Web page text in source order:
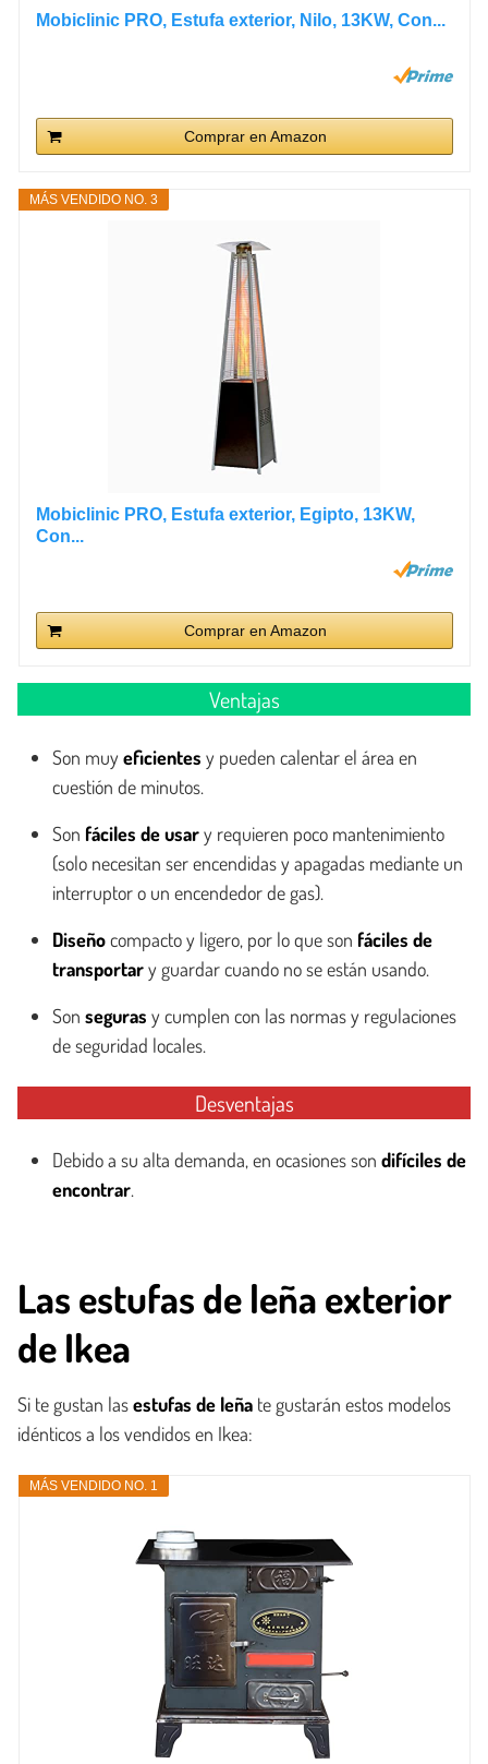
Mobiclinic PRO, Estufa exterior, Nilo, 13KW, Con...
Comprar en Amazon
MÁS VENDIDO NO. 3
Mobiclinic PRO, Estufa exterior, Egipto, 13KW,
Con...
Comprar en Amazon
Ventajas
Son muy eficientes y pueden calentar el área en
cuestión de minutos.
Son fáciles de usary requieren poco mantenimiento
(solo necesitan ser encendidas y apagadas mediante un
interruptor o un encendedor de gas).
Diseñocompacto y ligero, por lo que son fáciles de
transportary guardar cuando no se están usando.
Son seguras y cumplen con las normas y regulaciones
de seguridad locales.
Desventajas
Debido a su alta demanda, en ocasiones son difíciles de
encontrar.
Las estufas de leña exterior
de Ikea
Si te gustan lasestufas de leña te gustarán estos modelos
idénticos a los vendidos en Ikea:
MÁS VENDIDO NO. 1